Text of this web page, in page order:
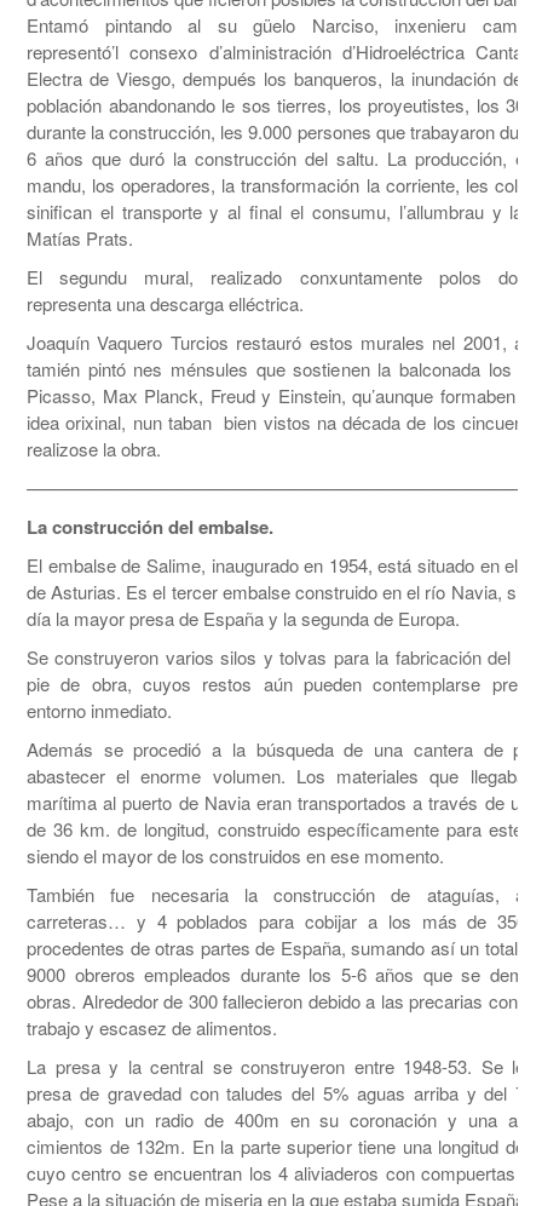
Entamó pintando al su güelo Narciso, inxenieru
representó’l consexo d’alministración d’Hidroeléctrica
Electra de Viesgo, dempués los banqueros, la inundación del
población abandonando le sos tierres, los proyeutistes, los 306
durante la construcción, les 9.000 persones que trabayaron
6 años que duró la construcción del saltu. La producción, el
mandu, los operadores, la transformación la corriente, les
sinifican el transporte y al final el consumu, l’allumbrau y la
Matías Prats.
El segundu mural, realizado conxuntamente polos dos
representa una descarga elléctrica.
Joaquín Vaquero Turcios restauró estos murales nel 2001,
tamién pintó nes ménsules que sostienen la balconada los
Picasso, Max Planck, Freud y Einstein, qu’aunque formaben
idea orixinal, nun taban bien vistos na década de los
realizose la obra.
La construcción del embalse.
El embalse de Salime, inaugurado en 1954, está situado en el
de Asturias. Es el tercer embalse construido en el río Navia,
día la mayor presa de España y la segunda de Europa.
Se construyeron varios silos y tolvas para la fabricación del
pie de obra, cuyos restos aún pueden contemplarse
entorno inmediato.
Además se procedió a la búsqueda de una cantera de
abastecer el enorme volumen. Los materiales que
marítima al puerto de Navia eran transportados a través de un
de 36 km. de longitud, construido específicamente para este
siendo el mayor de los construidos en ese momento.
También fue necesaria la construcción de ataguías,
carreteras… y 4 poblados para cobijar a los más de 3500
procedentes de otras partes de España, sumando así un total
9000 obreros empleados durante los 5-6 años que se
obras. Alrededor de 300 fallecieron debido a las precarias
trabajo y escasez de alimentos.
La presa y la central se construyeron entre 1948-53. Se
presa de gravedad con taludes del 5% aguas arriba y del
abajo, con un radio de 400m en su coronación y una
cimientos de 132m. En la parte superior tiene una longitud de
cuyo centro se encuentran los 4 aliviaderos con compuertas
Pese a la situación de miseria en la que estaba sumida España,